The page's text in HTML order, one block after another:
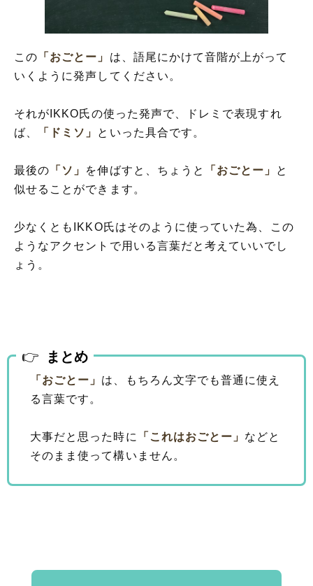
この 「おごとー」 は、語尾にかけて音階が上がって
いくように発声してください。
それがIKKO氏の使った発声で、ドレミで表現すれ
ば、
「ドミソ」 といった具合です。
最後の 「ソ」 を伸ばすと、ちょうと 「おごとー」 と
似せることができます。
少なくともIKKO氏はそのように使っていた為、この
ようなアクセントで用いる言葉だと考えていいでし
ょう。
まとめ
「おごとー」 は、もちろん文字でも普通に使え
る言葉です。
大事だと思った時に 「これはおごとー」 などと
そのまま使って構いません。